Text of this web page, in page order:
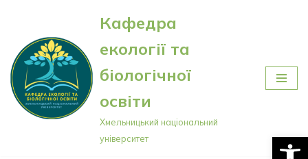
Перейти
до
вмісту
Кафедра
екології та
біологічної
освіти
Хмельницький національний
університет